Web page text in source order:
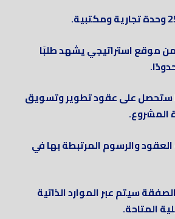
موقع استراتيجي يشهد طلبًا
ستحصل على عقود تطوير وتسويق
المشروع.
والرسوم المرتبطة بها في
سيتم عبر الموارد الذاتية
المتاحة.